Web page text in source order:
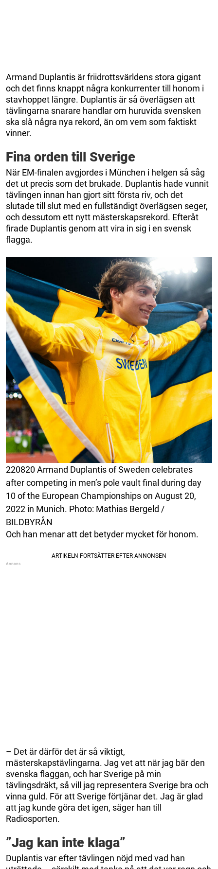
Armand Duplantis är friidrottsvärldens stora gigant
och det finns knappt några konkurrenter till honom i
stavhoppet längre. Duplantis är så överlägsen att
tävlingarna snarare handlar om huruvida svensken
ska slå några nya rekord, än om vem som faktiskt
vinner.
Fina orden till Sverige
När EM-finalen avgjordes i München i helgen så såg
det ut precis som det brukade. Duplantis hade vunnit
tävlingen innan han gjort sitt första riv, och det
slutade till slut med en fullständigt överlägsen seger,
och dessutom ett nytt mästerskapsrekord. Efteråt
firade Duplantis genom att vira in sig i en svensk
flagga.
220820 Armand Duplantis of Sweden celebrates
after competing in men’s pole vault final during day
10 of the European Championships on August 20,
2022 in Munich. Photo: Mathias Bergeld /
BILDBYRÅN
Och han menar att det betyder mycket för honom.
– Det är därför det är så viktigt,
mästerskapstävlingarna. Jag vet att när jag bär den
svenska flaggan, och har Sverige på min
tävlingsdräkt, så vill jag representera Sverige bra och
vinna guld. För att Sverige förtjänar det. Jag är glad
att jag kunde göra det igen, säger han till
Radiosporten.
”Jag kan inte klaga”
Duplantis var efter tävlingen nöjd med vad han